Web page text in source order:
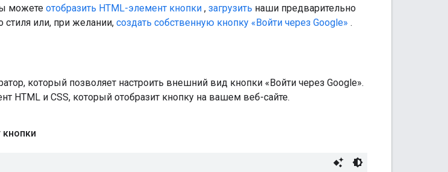
можете отобразить HTML-элемент кнопки , загрузить наши предварительно
или, при желании, создать собственную кнопку «Войти через Google» .
который позволяет настроить внешний вид кнопки «Войти через Google».
HTML и CSS, который отобразит кнопку на вашем веб-сайте.
кнопки